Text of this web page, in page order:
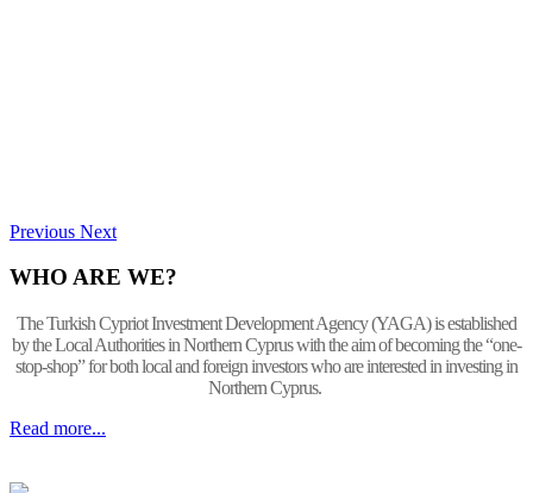
Previous Next
WHO ARE WE?
The Turkish Cypriot Investment Development Agency (YAGA) is established
by the Local Authorities in Northern Cyprus with the aim of becoming the “one-
stop-shop” for both local and foreign investors who are interested in investing in
Northern Cyprus.
Read more...